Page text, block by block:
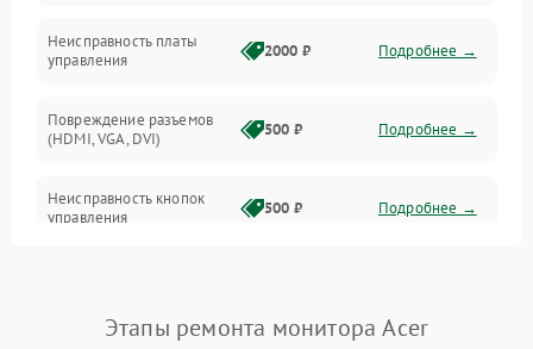
Неисправность платы
управления
2000 ₽ Подробнее →
Повреждение разъемов
(HDMI, VGA, DVI)
500 ₽ Подробнее →
Неисправность кнопок
управления
500 ₽ Подробнее →
Повреждение кабеля
Этапы ремонта монитора Acer